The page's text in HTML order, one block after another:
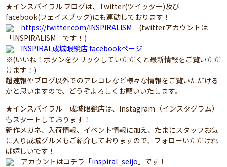
★インスパイラル ブログは、Twitter(ツイッター)及び
facebook(フェイスブック)にも連動しております！
https://twitter.com/INSPIRALISM (twitterアカウントは
「INSPIRALISM」です！)
INSPIRAL成城眼鏡店 facebookページ
※(いいね！ボタンをクリックしていただくと最新情報をご覧いただ
けます！)
超速報やブログ以外でのアレコレなど様々な情報をご覧いただける
かと思いますので、どうぞよろしくお願いいたします。
★インスパイラル 成城眼鏡店は、Instagram（インスタグラム）
もスタートしております！
新作メガネ、入荷情報、イベント情報に加え、たまにスタッフお気
に入り成城グルメもご紹介しておりますので、フォローいただけれ
ば嬉しいです！
アカウントはコチラ「inspiral_seijo 」です！